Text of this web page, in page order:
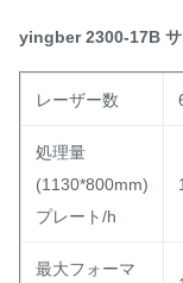
yingber 2300-17B サ
レーザー数
処理量
(1130*800mm)
プレート/h
最大フォーマ